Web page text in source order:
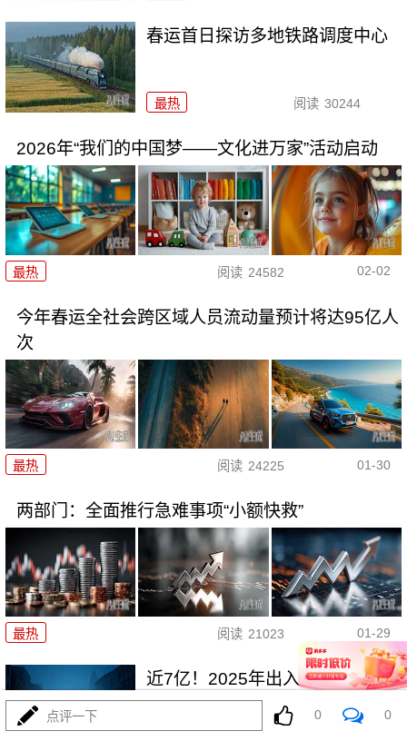
春运首日探访多地铁路调度中心
最热 阅读 30244
2026年“我们的中国梦——文化进万家”活动启动
最热 阅读 24582 02-02
今年春运全社会跨区域人员流动量预计将达95亿人
次
最热 阅读 24225 01-30
两部门：全面推行急难事项“小额快救”
最热 阅读 21023 01-29
近7亿！2025年出入境人次创历
史新高
点评一下 0 0